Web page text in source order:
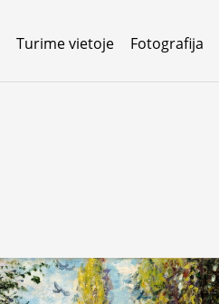
Turime vietoje Fotografija